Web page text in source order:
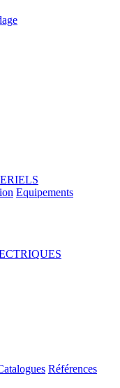
Equipements
Références